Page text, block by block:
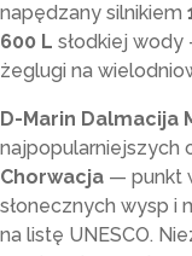
napędzany silnikiem
600 L słodkiej
żeglugi na
D-Marin Dalmacija
najpopularniejszych
Chorwacja — punkt
słonecznych wysp i
na listę UNESCO.